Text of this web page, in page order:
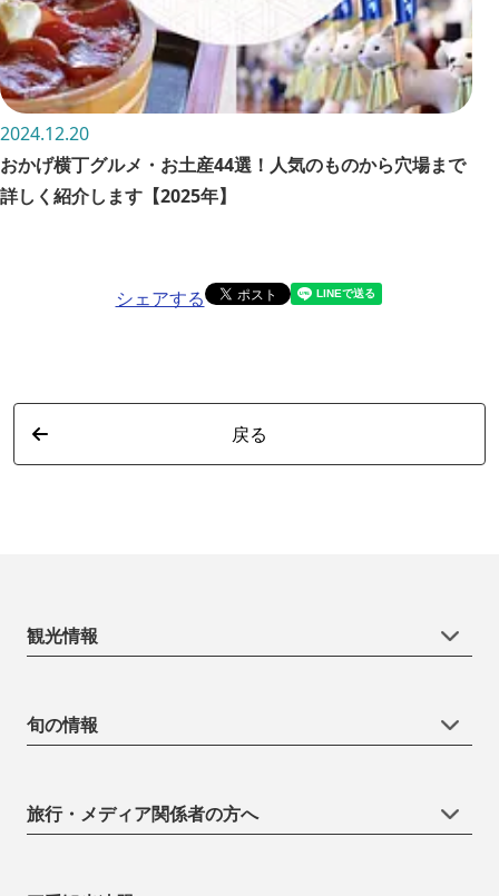
2024.12.20
おかげ横丁グルメ・お土産44選！人気のものから穴場まで
詳しく紹介します【2025年】
シェアする
戻る
観光情報
旬の情報
旅行・メディア関係者の方へ